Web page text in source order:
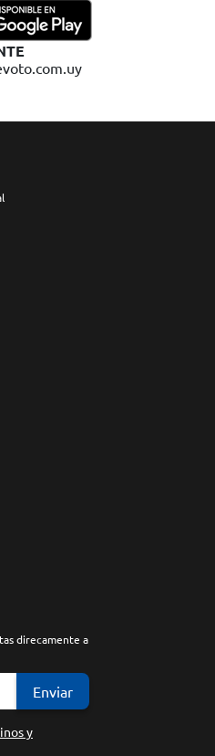
direcamente a
Enviar
y